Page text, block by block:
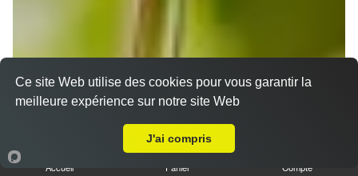
Accueil Panier Compte
Ce site Web utilise des cookies pour vous garantir la
meilleure expérience sur notre site Web
J'ai compris